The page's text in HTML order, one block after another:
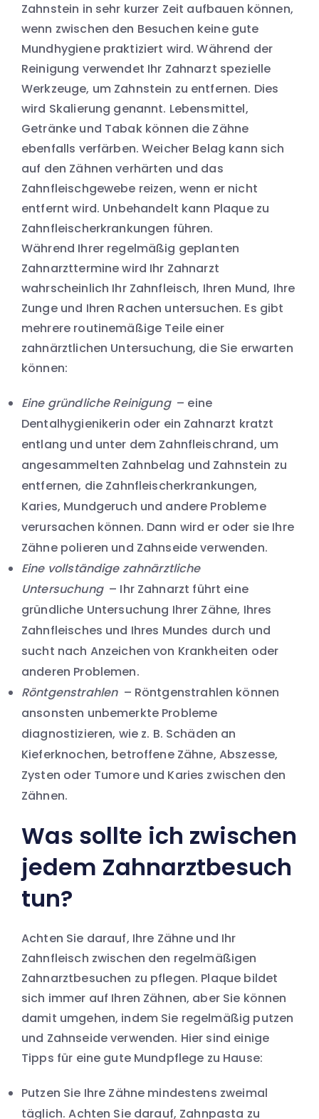
Zahnstein in sehr kurzer Zeit aufbauen können,
wenn zwischen den Besuchen keine gute
Mundhygiene praktiziert wird. Während der
Reinigung verwendet Ihr Zahnarzt spezielle
Werkzeuge, um Zahnstein zu entfernen. Dies
wird Skalierung genannt. Lebensmittel,
Getränke und Tabak können die Zähne
ebenfalls verfärben. Weicher Belag kann sich
auf den Zähnen verhärten und das
Zahnfleischgewebe reizen, wenn er nicht
entfernt wird. Unbehandelt kann Plaque zu
Zahnfleischerkrankungen führen.
Während Ihrer regelmäßig geplanten
Zahnarzttermine wird Ihr Zahnarzt
wahrscheinlich Ihr Zahnfleisch, Ihren Mund, Ihre
Zunge und Ihren Rachen untersuchen. Es gibt
mehrere routinemäßige Teile einer
zahnärztlichen Untersuchung, die Sie erwarten
können:
Eine gründliche Reinigung – eine
Dentalhygienikerin oder ein Zahnarzt kratzt
entlang und unter dem Zahnfleischrand, um
angesammelten Zahnbelag und Zahnstein zu
entfernen, die Zahnfleischerkrankungen,
Karies, Mundgeruch und andere Probleme
verursachen können. Dann wird er oder sie Ihre
Zähne polieren und Zahnseide verwenden.
Eine vollständige zahnärztliche
Untersuchung – Ihr Zahnarzt führt eine
gründliche Untersuchung Ihrer Zähne, Ihres
Zahnfleisches und Ihres Mundes durch und
sucht nach Anzeichen von Krankheiten oder
anderen Problemen.
Röntgenstrahlen – Röntgenstrahlen können
ansonsten unbemerkte Probleme
diagnostizieren, wie z. B. Schäden an
Kieferknochen, betroffene Zähne, Abszesse,
Zysten oder Tumore und Karies zwischen den
Zähnen.
Was sollte ich zwischen
jedem Zahnarztbesuch
tun?
Achten Sie darauf, Ihre Zähne und Ihr
Zahnfleisch zwischen den regelmäßigen
Zahnarztbesuchen zu pflegen. Plaque bildet
sich immer auf Ihren Zähnen, aber Sie können
damit umgehen, indem Sie regelmäßig putzen
und Zahnseide verwenden. Hier sind einige
Tipps für eine gute Mundpflege zu Hause:
Putzen Sie Ihre Zähne mindestens zweimal
täglich. Achten Sie darauf, Zahnpasta zu